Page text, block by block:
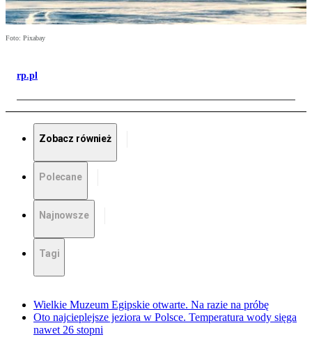
Foto: Pixabay
rp.pl
Zobacz również
Polecane
Najnowsze
Tagi
Wielkie Muzeum Egipskie otwarte. Na razie na próbę
Oto najcieplejsze jeziora w Polsce. Temperatura wody sięga
nawet 26 stopni